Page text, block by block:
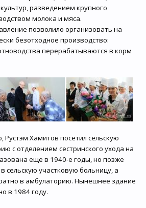
разведением крупного
молока и мяса.
позволило организовать на
безотходное производство:
перерабатываются в корм
Рустэм Хамитов посетил сельскую
с отделением сестринского ухода на
еще в 1940-е годы, но позже
сельскую участковую больницу, а
в амбулаторию. Нынешнее здание
в 1984 году.